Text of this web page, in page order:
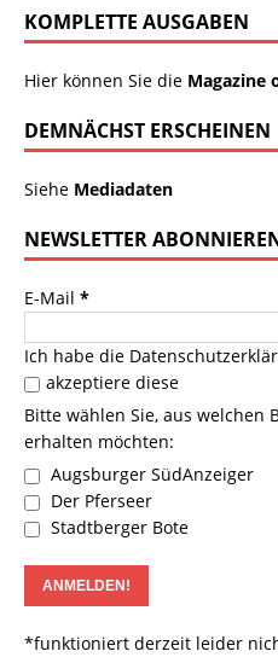
KOMPLETTE AUSGABEN
Hier können Sie die Magazine
DEMNÄCHST ERSCHEINEN
Siehe Mediadaten
NEWSLETTER
E-Mail *
Ich habe die
akzeptiere diese
Bitte wählen Sie, aus welchen
erhalten möchten:
Augsburger SüdAnzeiger
Der Pferseer
Stadtberger Bote
*funktioniert derzeit leider